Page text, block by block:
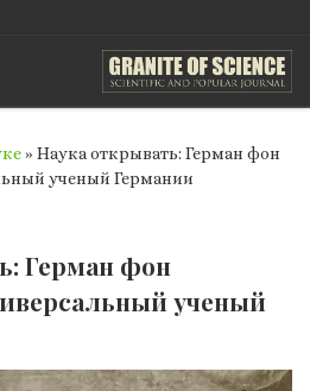
» Наука открывать: Герман фон
ученый Германии
Герман фон
ученый